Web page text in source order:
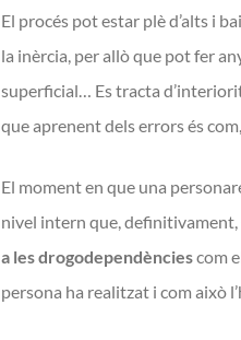
El procés pot estar plè d’alts i
la inèrcia, per allò que pot fer
superficial… Es tracta
que aprenent dels errors és
El moment en que una
nivel intern que, definitivament,
a les drogodependènciescom
persona ha realitzat i com això